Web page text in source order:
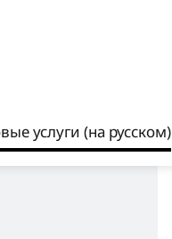
услуги (на русском)